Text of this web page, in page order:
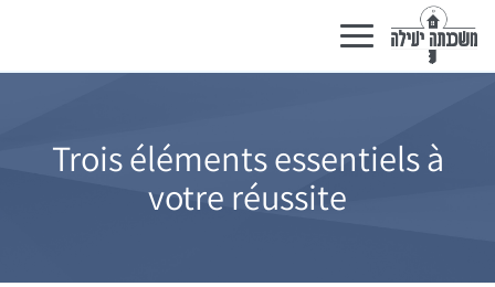
Basculer
la
navigation
Trois éléments essentiels à
votre réussite